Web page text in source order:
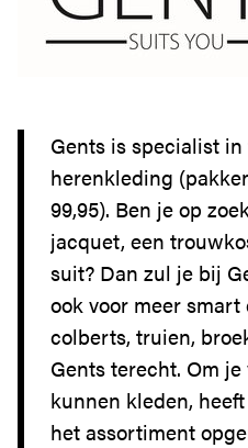
Gents is specialist
herenkleding
99,95). Ben je op
jacquet, een
suit? Dan zul je bij
ook voor meer
colberts, truien,
Gents terecht. Om
kunnen kleden,
het assortiment